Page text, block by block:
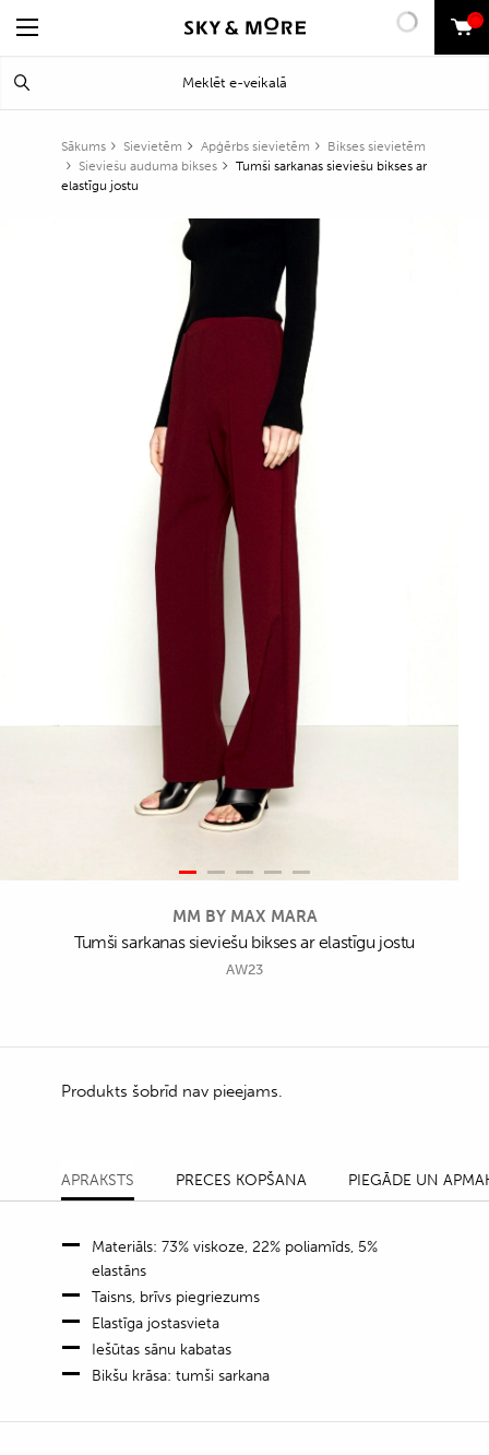
0
Sākums Sievietēm Apģērbs sievietēm
Bikses sievietēm
Sieviešu auduma bikses
Tumši sarkanas sieviešu bikses ar
elastīgu jostu
MM BY MAX MARA
Tumši sarkanas sieviešu bikses ar elastīgu jostu
AW23
Produkts šobrīd nav pieejams.
APRAKSTS PRECES KOPŠANA PIEGĀDE UN
Materiāls: 73% viskoze, 22% poliamīds, 5%
elastāns
Taisns, brīvs piegriezums
Elastīga jostasvieta
Iešūtas sānu kabatas
Bikšu krāsa: tumši sarkana